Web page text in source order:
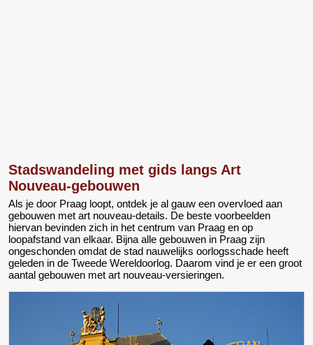
Stadswandeling met gids langs Art
Nouveau-gebouwen
Als je door Praag loopt, ontdek je al gauw een overvloed aan
gebouwen met art nouveau-details. De beste voorbeelden
hiervan bevinden zich in het centrum van Praag en op
loopafstand van elkaar. Bijna alle gebouwen in Praag zijn
ongeschonden omdat de stad nauwelijks oorlogsschade heeft
geleden in de Tweede Wereldoorlog. Daarom vind je er een groot
aantal gebouwen met art nouveau-versieringen.